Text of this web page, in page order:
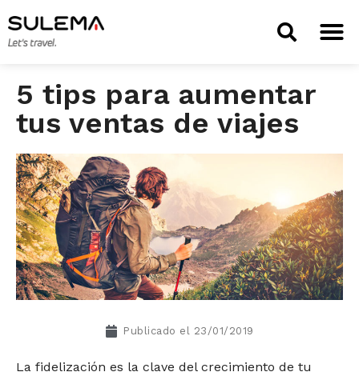
5 tips para aumentar
tus ventas de viajes
Publicado el 23/01/2019
La fidelización es la clave del crecimiento de tu